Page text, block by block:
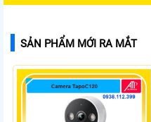
SẢN PHẨM MỚI RA MẮT